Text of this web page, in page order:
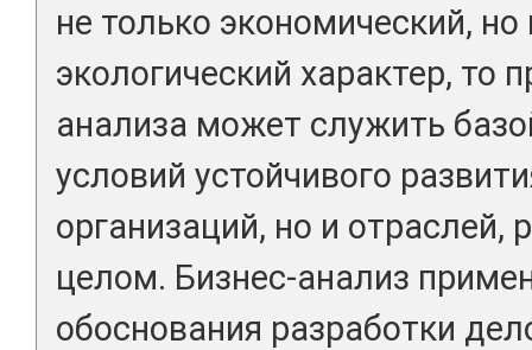
не только экономический,
экологический характер, то
анализа может служить
условий устойчивого
организаций, но и отраслей,
целом. Бизнес-анализ
обоснования разработки